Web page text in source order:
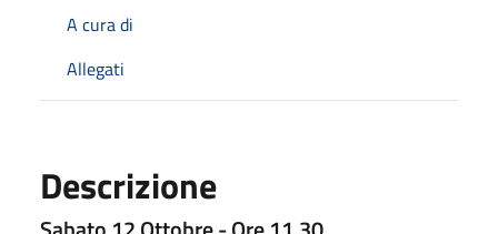
A cura di
Allegati
Descrizione